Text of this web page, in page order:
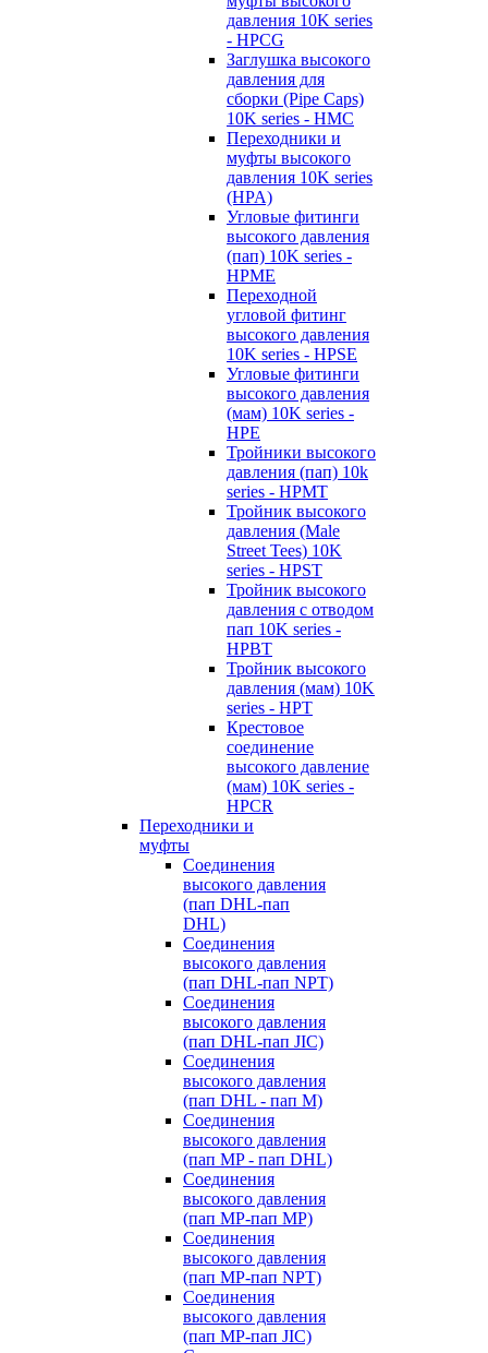
давления 10K series
- HPCG
Заглушка высокого
давления для
сборки (Pipe Caps)
10K series - HMC
Переходники и
муфты высокого
давления 10K series
(HPA)
Угловые фитинги
высокого давления
(пап) 10K series -
HPME
Переходной
угловой фитинг
высокого давления
10K series - HPSE
Угловые фитинги
высокого давления
(мам) 10K series -
HPE
Тройники высокого
давления (пап) 10k
series - HPMT
Тройник высокого
давления (Male
Street Tees) 10K
series - HPST
Тройник высокого
давления с отводом
пап 10K series -
HPBT
Тройник высокого
давления (мам) 10K
series - HPT
Крестовое
соединение
высокого давление
(мам) 10K series -
HPCR
Переходники и
муфты
Cоединения
высокого давления
(пап DHL-пап
DHL)
Соединения
высокого давления
(пап DHL-пап NPT)
Соединения
высокого давления
(пап DHL-пап JIC)
Cоединения
высокого давления
(пап DHL - пап M)
Cоединения
высокого давления
(пап MP - пап DHL)
Соединения
высокого давления
(пап MP-пап MP)
Соединения
высокого давления
(пап MP-пап NPT)
Соединения
высокого давления
(пап MP-пап JIC)